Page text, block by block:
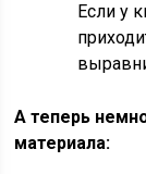
Если у
А теперь
материала: